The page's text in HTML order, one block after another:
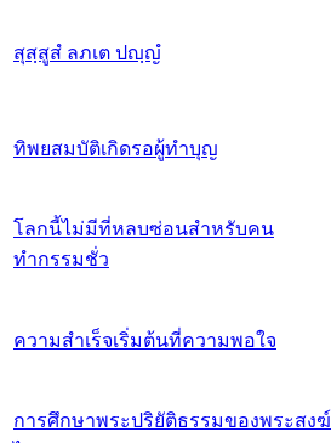
สุสฺสูสํ ลภเต ปญฺญํ
ทิพยสมบัติเกิดรอผู้ทำบุญ
โลกนี้ไม่มีที่หลบซ่อนสำหรับคน
ทำกรรมชั่ว
ความสำเร็จเริ่มต้นที่ความพอใจ
การศึกษาพระปริยัติธรรมของพระสงฆ์